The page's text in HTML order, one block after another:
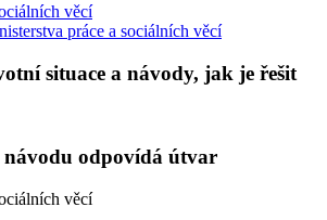
věcí
práce a sociálních věcí
situace a návody, jak je řešit
návodu odpovídá útvar
věcí